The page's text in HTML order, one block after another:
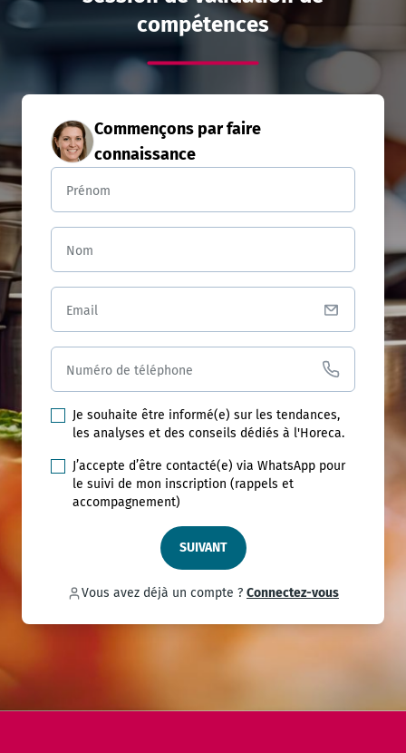
compétences
Commençons par faire
connaissance
Prénom
Nom
Email
Numéro de téléphone
Je souhaite être informé(e) sur les tendances,
les analyses et des conseils dédiés à l'Horeca.
J’accepte d’être contacté(e) via WhatsApp pour
le suivi de mon inscription (rappels et
accompagnement)
SUIVANT
Vous avez déjà un compte ? Connectez-vous